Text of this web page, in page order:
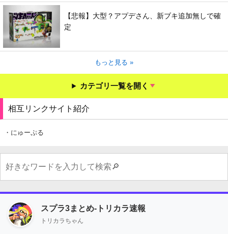
【悲報】大型？アプデさん、新ブキ追加無しで確
定
もっと見る »
カテゴリ一覧を開く
相互リンクサイト紹介
・にゅーぷる
スプラ3まとめ-トリカラ速報
トリカラちゃん